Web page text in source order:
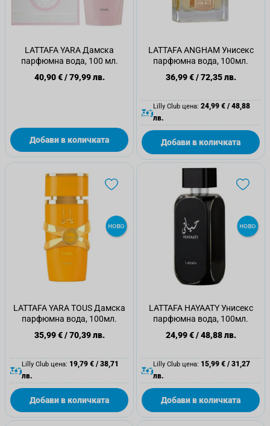
LATTAFA YARA Дамска
парфюмна вода, 100 мл.
40,90 €/79,99 лв.
Добави в количката
LATTAFA ANGHAM Унисекс
парфюмна вода, 100мл.
36,99 €/72,35 лв.
Lilly Club цена: 24,99 € /48,88
лв.
Добави в количката
LATTAFA YARA TOUS Дамска
парфюмна вода, 100мл.
35,99 €/70,39 лв.
Lilly Club цена: 19,79 € /38,71
лв.
Добави в количката
LATTAFA HAYAATY Унисекс
парфюмна вода, 100мл.
24,99 €/48,88 лв.
Lilly Club цена: 15,99 € /31,27
лв.
Добави в количката